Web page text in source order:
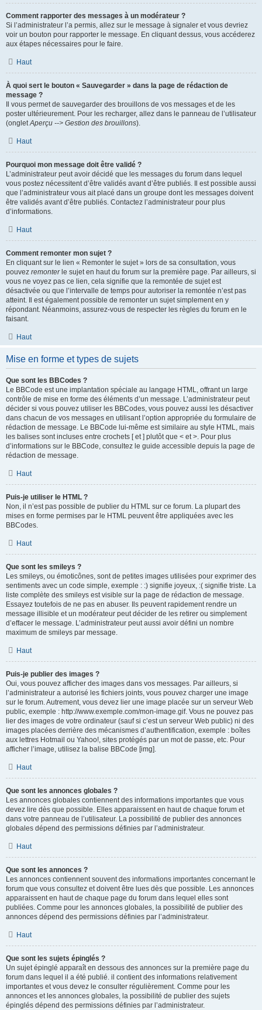
Comment rapporter des messages à un modérateur ?
Si l’administrateur l’a permis, allez sur le message à signaler et vous devriez
voir un bouton pour rapporter le message. En cliquant dessus, vous accéderez
aux étapes nécessaires pour le faire.
Haut
À quoi sert le bouton « Sauvegarder » dans la page de rédaction de
message ?
Il vous permet de sauvegarder des brouillons de vos messages et de les
poster ultérieurement. Pour les recharger, allez dans le panneau de l’utilisateur
(ongletAperçu --> Gestion des brouillons).
Haut
Pourquoi mon message doit être validé ?
L’administrateur peut avoir décidé que les messages du forum dans lequel
vous postez nécessitent d’être validés avant d’être publiés. Il est possible aussi
que l’administrateur vous ait placé dans un groupe dont les messages doivent
être validés avant d’être publiés. Contactez l’administrateur pour plus
d’informations.
Haut
Comment remonter mon sujet ?
En cliquant sur le lien « Remonter le sujet » lors de sa consultation, vous
pouvez remonterle sujet en haut du forum sur la première page. Par ailleurs, si
vous ne voyez pas ce lien, cela signifie que la remontée de sujet est
désactivée ou que l’intervalle de temps pour autoriser la remontée n’est pas
atteint. Il est également possible de remonter un sujet simplement en y
répondant. Néanmoins, assurez-vous de respecter les règles du forum en le
faisant.
Haut
Mise en forme et types de sujets
Que sont les BBCodes ?
Le BBCode est une implantation spéciale au langage HTML, offrant un large
contrôle de mise en forme des éléments d’un message. L’administrateur peut
décider si vous pouvez utiliser les BBCodes, vous pouvez aussi les désactiver
dans chacun de vos messages en utilisant l’option appropriée du formulaire de
rédaction de message. Le BBCode lui-même est similaire au style HTML, mais
les balises sont incluses entre crochets [ et ] plutôt que < et >. Pour plus
d’informations sur le BBCode, consultez le guide accessible depuis la page de
rédaction de message.
Haut
Puis-je utiliser le HTML ?
Non, il n’est pas possible de publier du HTML sur ce forum. La plupart des
mises en forme permises par le HTML peuvent être appliquées avec les
BBCodes.
Haut
Que sont les smileys ?
Les smileys, ou émoticônes, sont de petites images utilisées pour exprimer des
sentiments avec un code simple, exemple : :) signifie joyeux, :( signifie triste. La
liste complète des smileys est visible sur la page de rédaction de message.
Essayez toutefois de ne pas en abuser. Ils peuvent rapidement rendre un
message illisible et un modérateur peut décider de les retirer ou simplement
d’effacer le message. L’administrateur peut aussi avoir défini un nombre
maximum de smileys par message.
Haut
Puis-je publier des images ?
Oui, vous pouvez afficher des images dans vos messages. Par ailleurs, si
l’administrateur a autorisé les fichiers joints, vous pouvez charger une image
sur le forum. Autrement, vous devez lier une image placée sur un serveur Web
public, exemple : http://www.exemple.com/mon-image.gif. Vous ne pouvez pas
lier des images de votre ordinateur (sauf si c’est un serveur Web public) ni des
images placées derrière des mécanismes d’authentification, exemple : boîtes
aux lettres Hotmail ou Yahoo!, sites protégés par un mot de passe, etc. Pour
afficher l’image, utilisez la balise BBCode [img].
Haut
Que sont les annonces globales ?
Les annonces globales contiennent des informations importantes que vous
devez lire dès que possible. Elles apparaissent en haut de chaque forum et
dans votre panneau de l’utilisateur. La possibilité de publier des annonces
globales dépend des permissions définies par l’administrateur.
Haut
Que sont les annonces ?
Les annonces contiennent souvent des informations importantes concernant le
forum que vous consultez et doivent être lues dès que possible. Les annonces
apparaissent en haut de chaque page du forum dans lequel elles sont
publiées. Comme pour les annonces globales, la possibilité de publier des
annonces dépend des permissions définies par l’administrateur.
Haut
Que sont les sujets épinglés ?
Un sujet épinglé apparaît en dessous des annonces sur la première page du
forum dans lequel il a été publié. il contient des informations relativement
importantes et vous devez le consulter régulièrement. Comme pour les
annonces et les annonces globales, la possibilité de publier des sujets
épinglés dépend des permissions définies par l’administrateur.